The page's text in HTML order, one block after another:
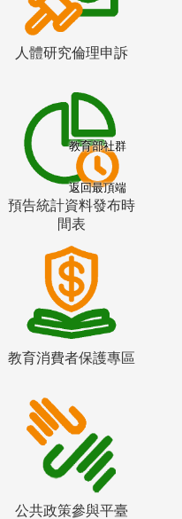
人體研究倫理申訴
預告統計資料發布時
間表
教育消費者保護專區
公共政策參與平臺
教育部社群
返回最頂端